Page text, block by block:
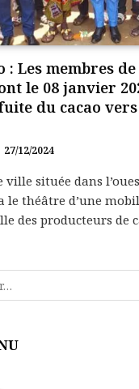
: Les membres
le 08 janvier
du cacao
27/12/2024
ville située dans
le théâtre d’une
des producteurs de